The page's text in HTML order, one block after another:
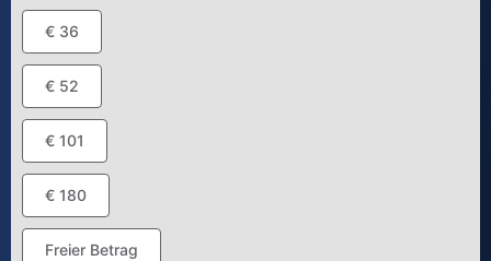
€ 36
€ 52
€ 101
€ 180
Freier Betrag